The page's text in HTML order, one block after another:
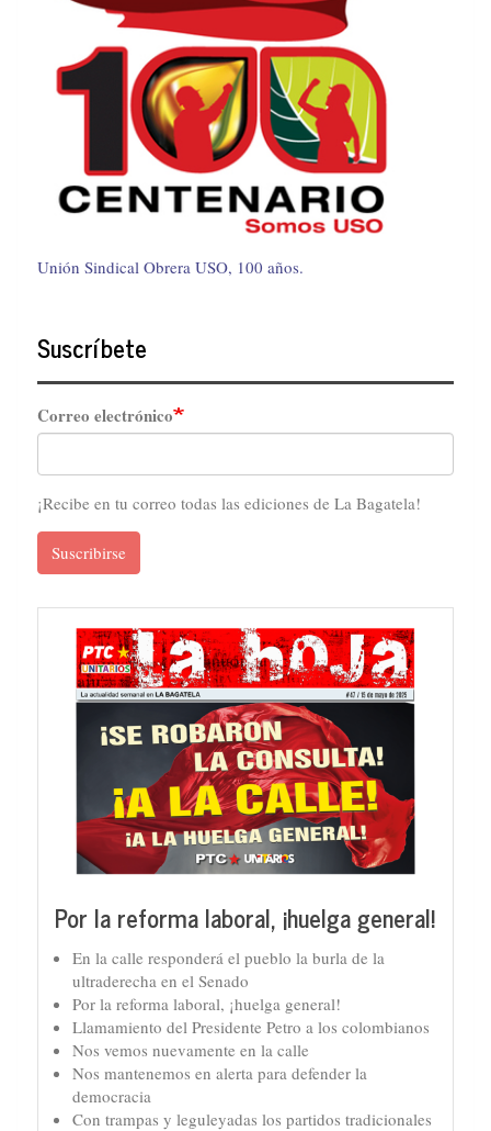
Unión Sindical Obrera USO, 100 años.
Suscríbete
Correo electrónico
¡Recibe en tu correo todas las ediciones de La Bagatela!
Suscribirse
Por la reforma laboral, ¡huelga general!
En la calle responderá el pueblo la burla de la
ultraderecha en el Senado
Por la reforma laboral, ¡huelga general!
Llamamiento del Presidente Petro a los colombianos
Nos vemos nuevamente en la calle
Nos mantenemos en alerta para defender la
democracia
Con trampas y leguleyadas los partidos tradicionales